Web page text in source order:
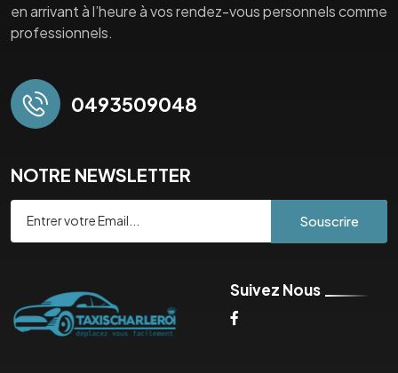
en arrivant à l’heure à vos rendez-vous personnels comme
professionnels.
0493509048
NOTRE NEWSLETTER
Souscrire
Suivez Nous